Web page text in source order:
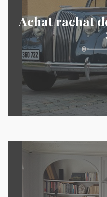
Achat rachat